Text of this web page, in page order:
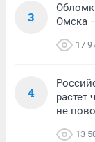
3
Омска
17
4
растет
не
13